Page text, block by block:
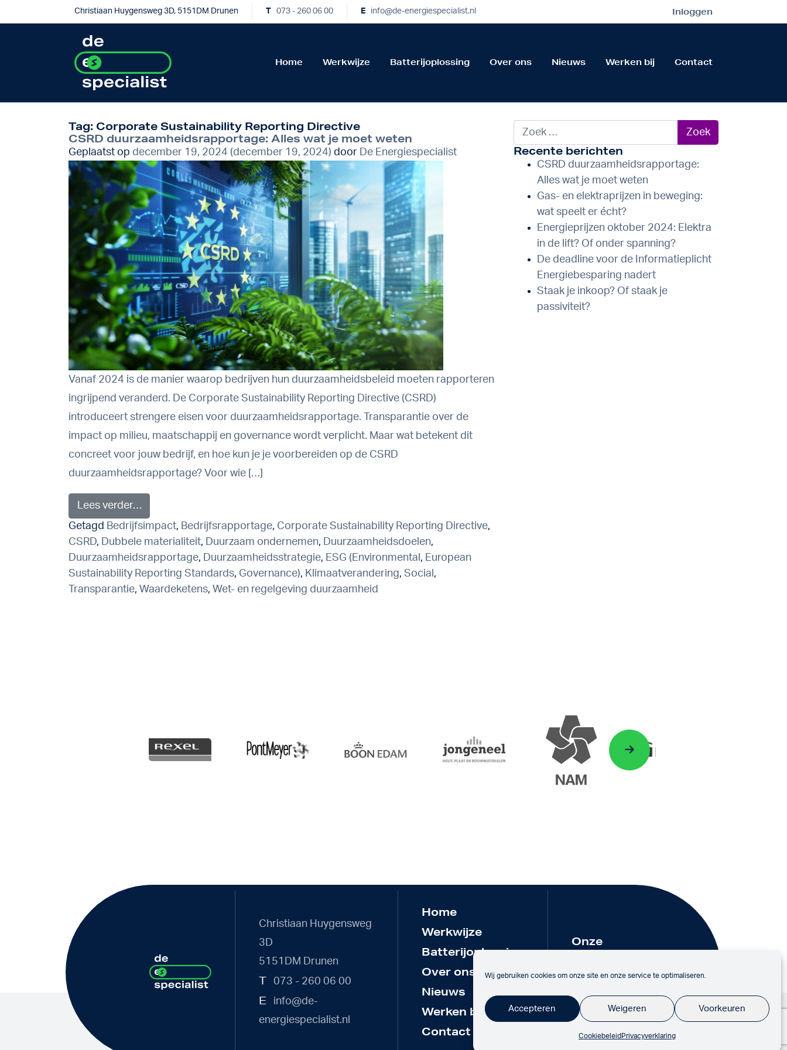
Wij gebruiken cookies om onze site en onze service te optimaliseren.
Accepteren Weigeren Voorkeuren
Cookiebeleid Privacyverklaring
Christiaan Huygensweg 3D, 5151DM Drunen T 073 - 260 06 00 E info@de-energiespecialist.nl Inloggen
Home Werkwijze Batterijoplossing Over ons Nieuws Werken bij Contact
Tag: Corporate Sustainability Reporting Directive
CSRD duurzaamheidsrapportage: Alles wat je moet weten
Geplaatst op december 19, 2024 (december 19, 2024) door De Energiespecialist
Vanaf 2024 is de manier waarop bedrijven hun duurzaamheidsbeleid moeten rapporteren
ingrijpend veranderd. De Corporate Sustainability Reporting Directive (CSRD)
introduceert strengere eisen voor duurzaamheidsrapportage. Transparantie over de
impact op milieu, maatschappij en governance wordt verplicht. Maar wat betekent dit
concreet voor jouw bedrijf, en hoe kun je je voorbereiden op de CSRD
duurzaamheidsrapportage? Voor wie […]
Lees verder…from CSRD duurzaamheidsrapportage: Alles wat je moet weten
Getagd Bedrijfsimpact, Bedrijfsrapportage, Corporate Sustainability Reporting Directive,
CSRD, Dubbele materialiteit, Duurzaam ondernemen, Duurzaamheidsdoelen,
Duurzaamheidsrapportage, Duurzaamheidsstrategie, ESG (Environmental , European
Sustainability Reporting Standards, Governance), Klimaatverandering, Social ,
Transparantie, Waardeketens, Wet- en regelgeving duurzaamheid
Zoek naar:
Recente berichten
CSRD duurzaamheidsrapportage:
Alles wat je moet weten
Gas- en elektraprijzen in beweging:
wat speelt er écht?
Energieprijzen oktober 2024: Elektra
in de lift? Of onder spanning?
De deadline voor de Informatieplicht
Energiebesparing nadert
Staak je inkoop? Of staak je
passiviteit?
Christiaan Huygensweg
3D
5151DM Drunen
T 073 - 260 06 00
E
info@de-
energiespecialist.nl
Home
Werkwijze
Batterijoplossing
Over ons
Nieuws
Werken bij
Contact
Onze
partners